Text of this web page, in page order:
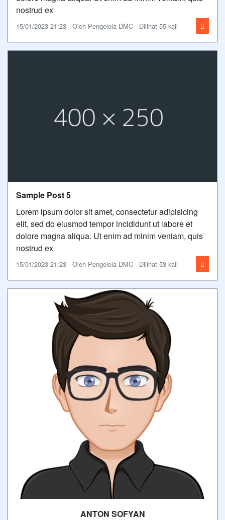
nostrud ex
15/01/2023 21:23 - Oleh Pengelola DMC - Dilihat 55 kali
Sample Post 5
Lorem ipsum dolor sit amet, consectetur adipisicing
elit, sed do eiusmod tempor incididunt ut labore et
dolore magna aliqua. Ut enim ad minim veniam, quis
nostrud ex
15/01/2023 21:23 - Oleh Pengelola DMC - Dilihat 53 kali
ANTON SOFYAN